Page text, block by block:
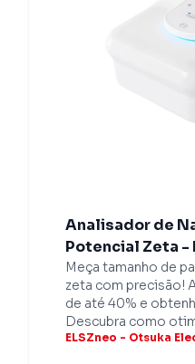
Analisador de
Potencial Zeta -
Meça tamanho de
zeta com precisão!
de até 40% e
Descubra como
ELSZneo - Otsuka